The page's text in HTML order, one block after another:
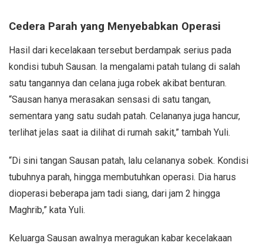
Cedera Parah yang Menyebabkan Operasi
Hasil dari kecelakaan tersebut berdampak serius pada
kondisi tubuh Sausan. Ia mengalami patah tulang di salah
satu tangannya dan celana juga robek akibat benturan.
“Sausan hanya merasakan sensasi di satu tangan,
sementara yang satu sudah patah. Celananya juga hancur,
terlihat jelas saat ia dilihat di rumah sakit,” tambah Yuli.
“Di sini tangan Sausan patah, lalu celananya sobek. Kondisi
tubuhnya parah, hingga membutuhkan operasi. Dia harus
dioperasi beberapa jam tadi siang, dari jam 2 hingga
Maghrib,” kata Yuli.
Keluarga Sausan awalnya meragukan kabar kecelakaan